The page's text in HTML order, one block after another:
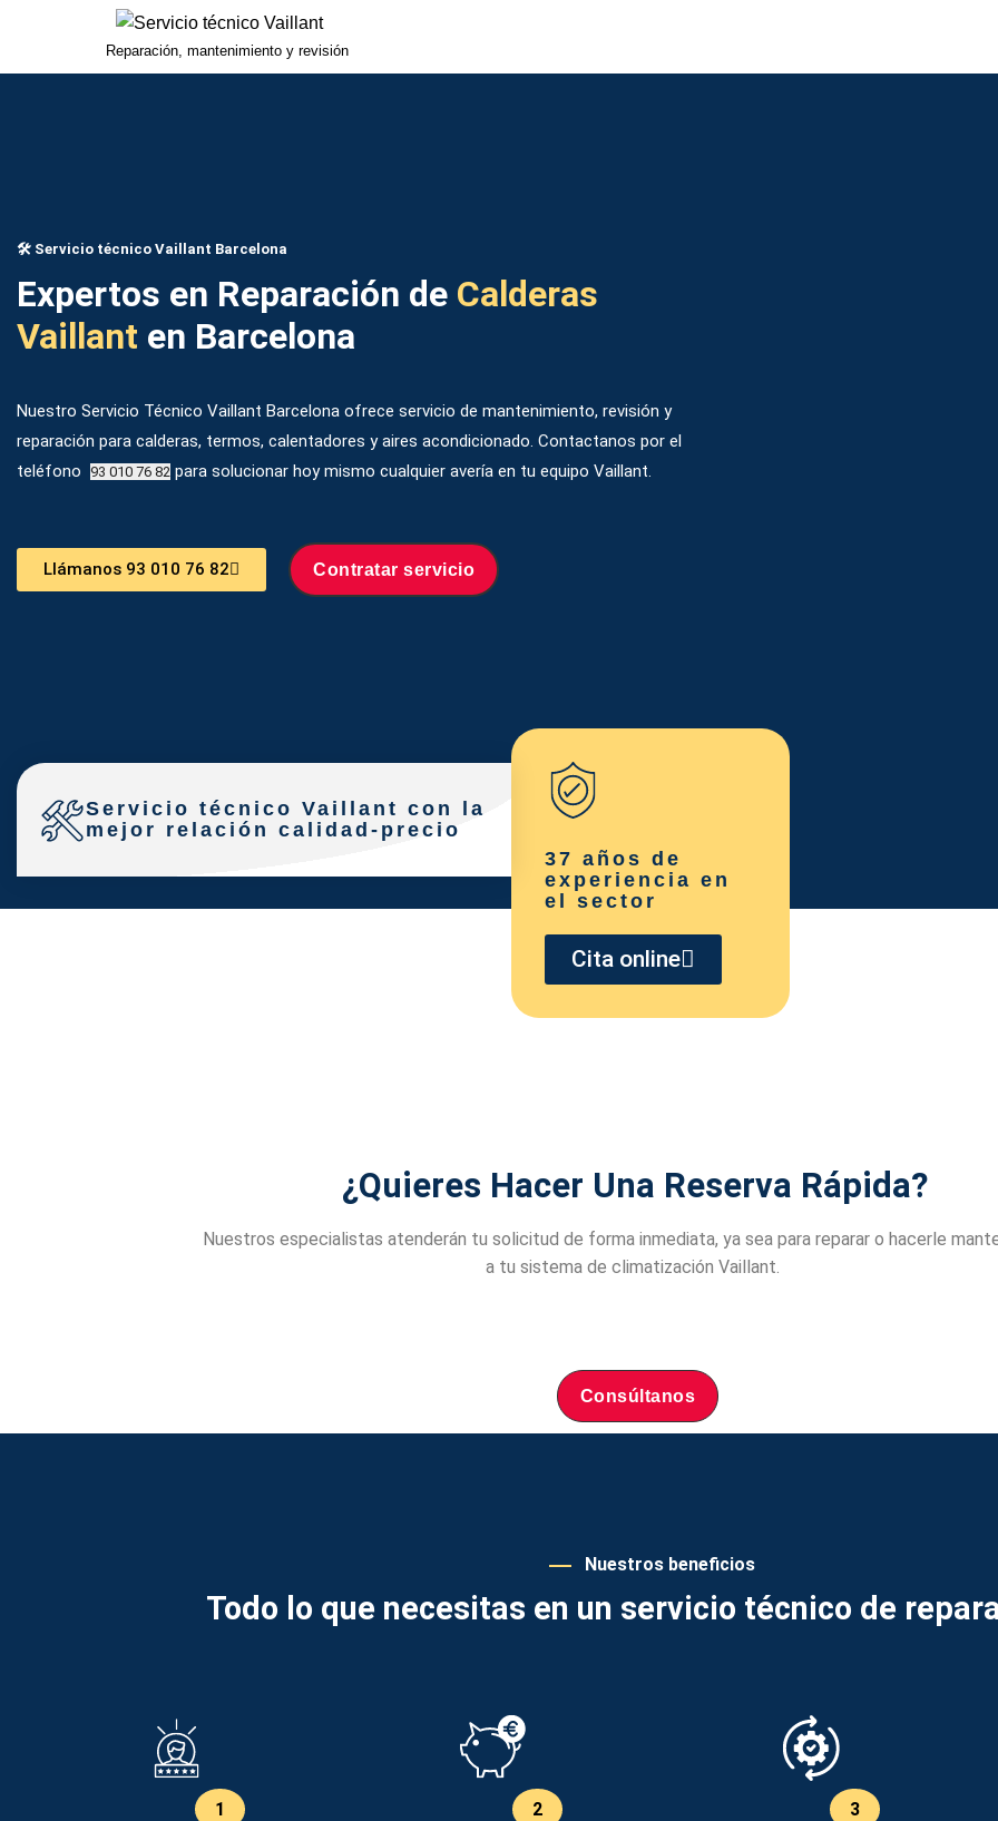
Reparación, mantenimiento y revisión
​​🛠️​ Servicio técnico Vaillant Barcelona
Expertos en Reparación de Calderas
Vaillant en Barcelona
Nuestro Servicio Técnico Vaillant Barcelona ofrece servicio de mantenimiento, revisión y
reparación para calderas, termos, calentadores y aires acondicionado. Contactanos por el
teléfono 93 010 76 82 para solucionar hoy mismo cualquier avería en tu equipo Vaillant.
Llámanos 93 010 76 82 Contratar servicio
Servicio técnico Vaillant con la
mejor relación calidad-precio
37 años de
experiencia en
el sector
Cita online
¿Quieres Hacer Una Reserva Rápida?
Nuestros especialistas atenderán tu solicitud de forma inmediata, ya sea para reparar o hacerle
a tu sistema de climatización Vaillant.
Consúltanos
Nuestros beneficios
Todo lo que necesitas en un servicio técnico de
1 2 3